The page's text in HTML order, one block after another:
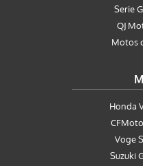
Serie
QJ
Motos
Honda
Voge
Suzuki